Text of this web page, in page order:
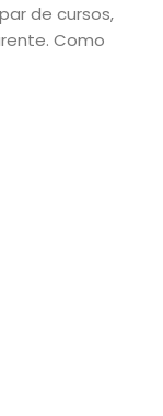
de cursos,
Como